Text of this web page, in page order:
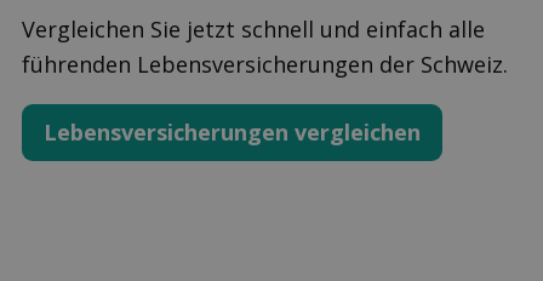
Vergleichen Sie jetzt schnell und einfach alle
führenden Lebensversicherungen der Schweiz.
Lebens­versicherungen ver­gleichen